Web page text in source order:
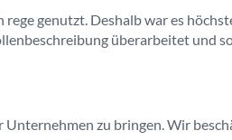
genutzt. Deshalb war es
überarbeitet und
Unternehmen zu bringen. Wir